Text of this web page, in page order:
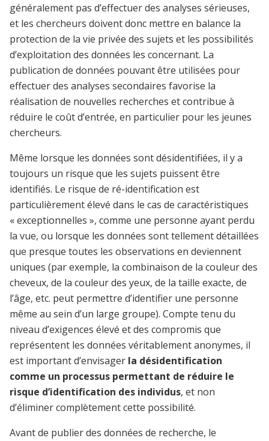
généralement pas d’effectuer des analyses sérieuses,
et les chercheurs doivent donc mettre en balance la
protection de la vie privée des sujets et les possibilités
d’exploitation des données les concernant. La
publication de données pouvant être utilisées pour
effectuer des analyses secondaires favorise la
réalisation de nouvelles recherches et contribue à
réduire le coût d’entrée, en particulier pour les jeunes
chercheurs.
Même lorsque les données sont désidentifiées, il y a
toujours un risque que les sujets puissent être
identifiés. Le risque de ré-identification est
particulièrement élevé dans le cas de caractéristiques
« exceptionnelles », comme une personne ayant perdu
la vue, ou lorsque les données sont tellement détaillées
que presque toutes les observations en deviennent
uniques (par exemple, la combinaison de la couleur des
cheveux, de la couleur des yeux, de la taille exacte, de
l’âge, etc. peut permettre d’identifier une personne
même au sein d’un large groupe). Compte tenu du
niveau d’exigences élevé et des compromis que
représentent les données véritablement anonymes, il
est important d’envisager la désidentification
comme un processus permettant de réduire le
risque d’identification des individus, et non
d’éliminer complètement cette possibilité.
Avant de publier des données de recherche, le